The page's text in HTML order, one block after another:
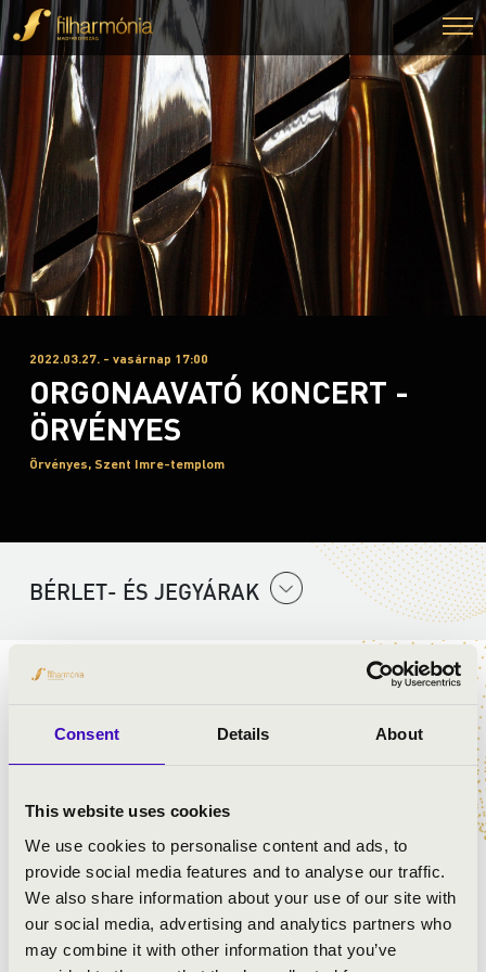
Consent Details About
This website uses cookies
We use cookies to personalise content and ads, to
provide social media features and to analyse our traffic.
We also share information about your use of our site with
our social media, advertising and analytics partners who
may combine it with other information that you’ve
2022.03.27. - vasárnap 17:00
ORGONAAVATÓ KONCERT -
ÖRVÉNYES
Örvényes, Szent Imre-templom
BÉRLET- ÉS JEGYÁRAK
Az Emberi Erőforrások Minisztériuma által létrehozott
koncertjét hallhatják az érdeklődők.
ELŐADÓK:
Gedai Ágoston- orgona
Nagy Noémi- fuvola